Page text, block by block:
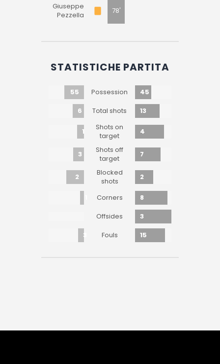
Giuseppe
Pezzella
78'
STATISTICHE PARTITA
55 Possession
45
6
Total shots 13
1
Shots on
target
4
3
Shots off
target
7
2
Blocked
shots
2
Corners 8
Offsides
3
3
Fouls 15